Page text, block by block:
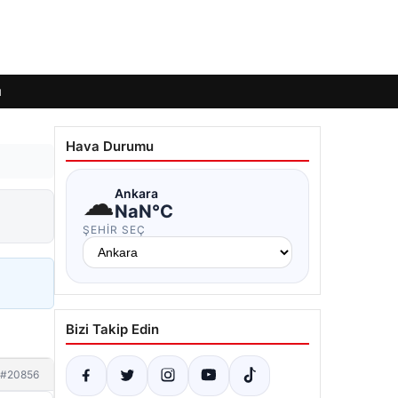
#20856
Hava Durumu
☁Ankara
NaN°C
ŞEHIR SEÇ
Bizi Takip Edin